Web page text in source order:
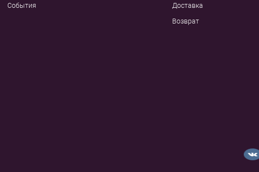
События
Доставка
Возврат